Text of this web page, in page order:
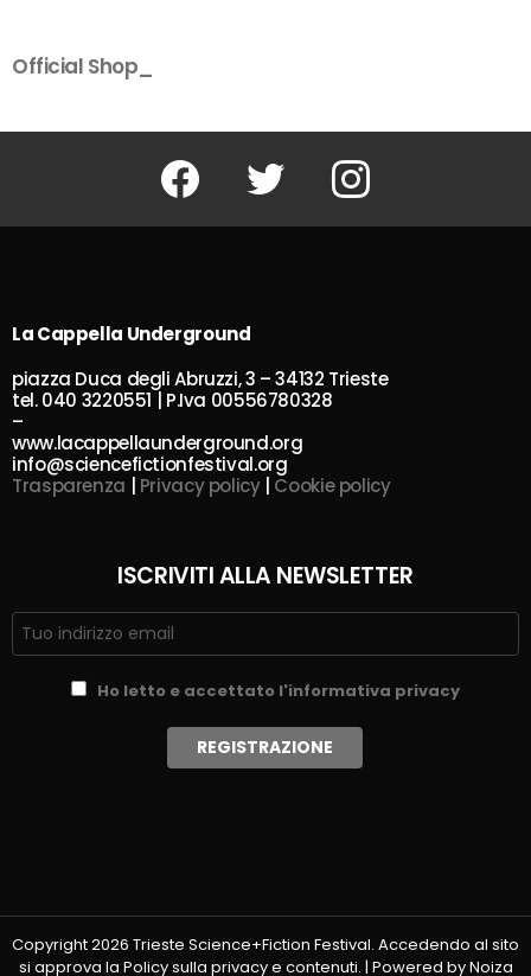
Official Shop_
Facebook Twitter Instagram
La Cappella Underground
piazza Duca degli Abruzzi, 3 – 34132 Trieste
tel. 040 3220551 | P.Iva 00556780328
–
www.lacappellaunderground.org
info@sciencefictionfestival.org
Trasparenza
Privacy policy| Cookie policy
ISCRIVITI ALLA NEWSLETTER
Ho letto e accettato l'informativa privacy
Copyright 2026 Trieste Science+Fiction Festival. Accedendo al sito
si approva la Policy sulla privacy e contenuti. | Powered by Noiza